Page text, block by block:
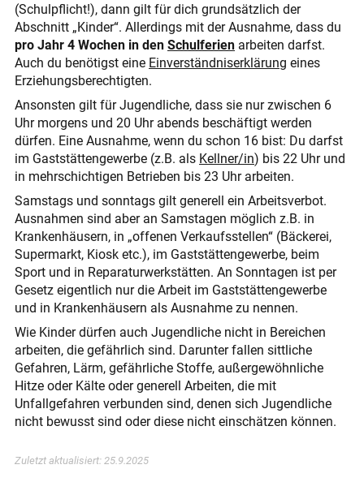
(Schulpflicht!), dann gilt für dich grundsätzlich der
Abschnitt „Kinder“. Allerdings mit der Ausnahme, dass du
pro Jahr 4 Wochen in den Schulferien arbeiten darfst.
Auch du benötigst eine Einverständnis­erklärung eines
Erziehungsberechtigten.
Ansonsten gilt für Jugendliche, dass sie nur zwischen 6
Uhr morgens und 20 Uhr abends beschäftigt werden
dürfen. Eine Ausnahme, wenn du schon 16 bist: Du darfst
im Gaststätten­gewerbe (z.B. als Kellner/in) bis 22 Uhr und
in mehrschichtigen Betrieben bis 23 Uhr arbeiten.
Samstags und sonntags gilt generell ein Arbeitsverbot.
Ausnahmen sind aber an Samstagen möglich z.B. in
Krankenhäusern, in „offenen Verkaufsstellen“ (Bäckerei,
Supermarkt, Kiosk etc.), im Gaststätten­gewerbe, beim
Sport und in Reparatur­werkstätten. An Sonntagen ist per
Gesetz eigentlich nur die Arbeit im Gaststättengewerbe
und in Krankenhäusern als Ausnahme zu nennen.
Wie Kinder dürfen auch Jugendliche nicht in Bereichen
arbeiten, die gefährlich sind. Darunter fallen sittliche
Gefahren, Lärm, gefährliche Stoffe, außergewöhnliche
Hitze oder Kälte oder generell Arbeiten, die mit
Unfallgefahren verbunden sind, denen sich Jugendliche
nicht bewusst sind oder diese nicht einschätzen können.
Zuletzt aktualisiert: 25.9.2025